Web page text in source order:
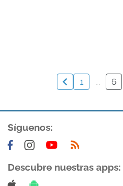
1 ... 6
Síguenos:
Descubre nuestras apps: